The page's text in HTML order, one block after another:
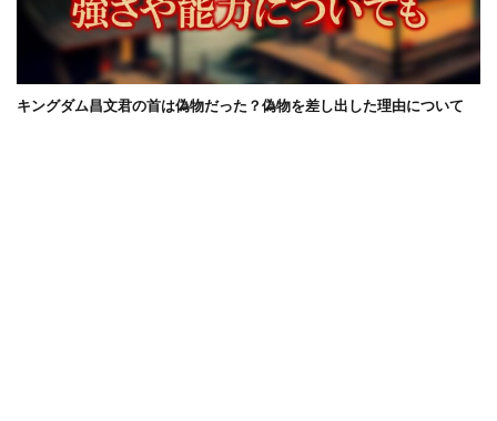
キングダム昌文君の首は偽物だった？偽物を差し出した理由について